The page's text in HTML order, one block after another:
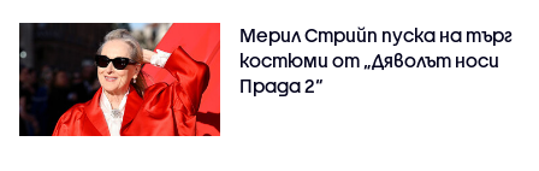
Мерил Стрийп пуска на търг
костюми от „Дяволът носи
Прада 2“